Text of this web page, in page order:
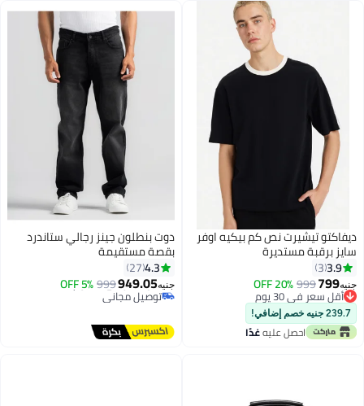
ديفاكتو تيشيرت نص كم بيكيه اوفر
سايز برقبة مستديرة
3.9
3
جنيه799
999
20% OFF
أقل سعر في 30 يوم
أقل سعر في 30 يوم
239.7 جنيه خصم إضافي!
احصل عليهغدًا
6
دوت بنطلون جينز رجالي ستاندرد
بقصة مستقيمة
4.3
27
جنيه949.05
999
5% OFF
أقل سعر في 30 يوم
توصيل مجاني
أقل سعر في 30 يوم